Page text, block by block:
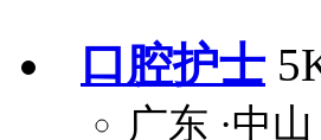
关怀与福利
包吃
口腔护士
广东 ·中山